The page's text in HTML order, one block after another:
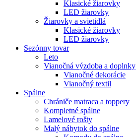
Klasické žiarovky
LED žiarovky
Žiarovky a svietidlá
Klasické žiarovky
LED žiarovky
Sezónny tovar
Leto
Vianočná výzdoba a doplnky
Vianočné dekorácie
Vianočný textil
Spálne
Chrániče matraca a toppery
Kompletné spálne
Lamelové rošty
Malý nábytok do spálne